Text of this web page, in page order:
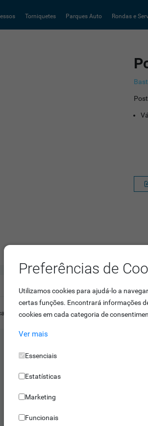
Torniquetes Parques Auto Rondas e
câmaras de reconhecimento de matrículas.
Preferências de
Utilizamos cookies para ajudá-lo a
certas funções. Encontrará informações
cookies em cada categoria de
Ver mais
Essenciais
Estatísticas
Marketing
Funcionais